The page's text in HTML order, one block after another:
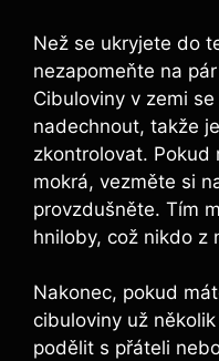
Než se ukryjete do
nezapomeňte na
Cibuloviny v zemi
nadechnout, takže
zkontrolovat. Pokud
mokrá, vezměte si
provzdušněte. Tím
hniloby, což nikdo z
Nakonec, pokud
cibuloviny už
podělit s přáteli